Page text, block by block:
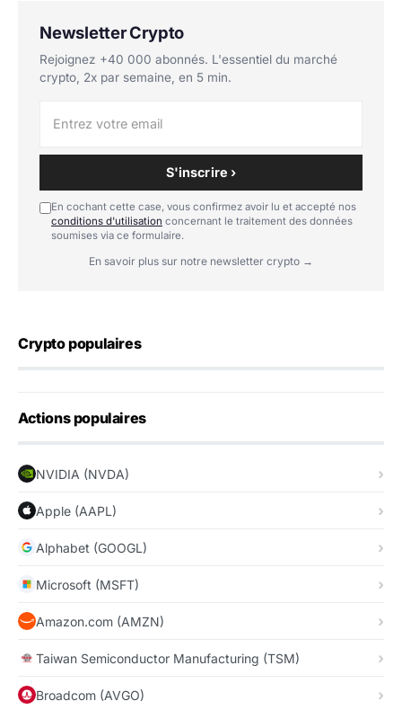
Newsletter Crypto
Rejoignez +40 000 abonnés. L'essentiel du marché
crypto, 2x par semaine, en 5 min.
S'inscrire ›
En cochant cette case, vous confirmez avoir lu et accepté nos
conditions d'utilisation concernant le traitement des données
soumises via ce formulaire.
En savoir plus sur notre newsletter crypto →
Crypto populaires
Actions populaires
NVIDIA (NVDA)
Apple (AAPL)
Alphabet (GOOGL)
Microsoft (MSFT)
Amazon.com (AMZN)
Taiwan Semiconductor Manufacturing (TSM)
Broadcom (AVGO)